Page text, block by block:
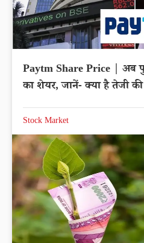
Paytm Share Price | अब
का शेयर, जानें- क्या है तेजी
Stock Market